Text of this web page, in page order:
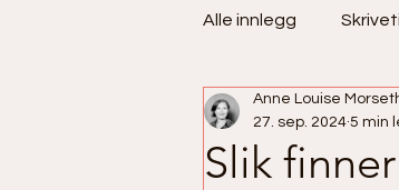
Alle innlegg
Feelgood
Slik
Anne Louise
27. sep. 2024 5 min